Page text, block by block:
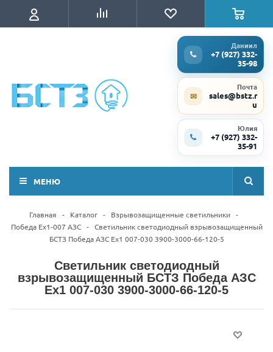
Даниил
+7 (927) 332-
35-98
✉
Почта
sales@bstz.r
u
Юлия
+7 (927) 332-
35-91
МЕНЮ
Главная - Каталог - Взрывозащищенные светильники -
Победа Ex1-007 АЗС - Светильник светодиодный взрывозащищенный
БСТЗ Победа АЗС Ex1 007-030 3900-3000-66-120-5
Светильник светодиодный
взрывозащищенный БСТЗ Победа АЗС
Ex1 007-030 3900-3000-66-120-5